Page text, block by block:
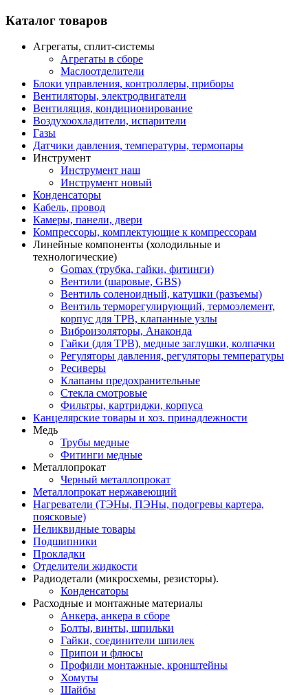
Каталог товаров
Агрегаты, сплит-системы
Агрегаты в сборе
Маслоотделители
Блоки управления, контроллеры, приборы
Вентиляторы, электродвигатели
Вентиляция, кондиционирование
Воздухоохладители, испарители
Газы
Датчики давления, температуры, термопары
Инструмент
Инструмент наш
Инструмент новый
Конденсаторы
Кабель, провод
Камеры, панели, двери
Компрессоры, комплектующие к компрессорам
Линейные компоненты (холодильные и
технологические)
Gomax (трубка, гайки, фитинги)
Вентили (шаровые, GBS)
Вентиль соленоидный, катушки (разъемы)
Вентиль терморегулирующий, термоэлемент,
корпус для ТРВ, клапанные узлы
Виброизоляторы, Анаконда
Гайки (для ТРВ), медные заглушки, колпачки
Регуляторы давления, регуляторы температуры
Ресиверы
Клапаны предохранительные
Стекла смотровые
Фильтры, картриджи, корпуса
Канцелярские товары и хоз. принадлежности
Медь
Трубы медные
Фитинги медные
Металлопрокат
Черный металлопрокат
Металлопрокат нержавеющий
Нагреватели (ТЭНы, ПЭНы, подогревы картера,
поясковые)
Неликвидные товары
Подшипники
Прокладки
Отделители жидкости
Радиодетали (микросхемы, резисторы).
Конденсаторы
Расходные и монтажные материалы
Анкера, анкера в сборе
Болты, винты, шпильки
Гайки, соединители шпилек
Припои и флюсы
Профили монтажные, кронштейны
Хомуты
Шайбы